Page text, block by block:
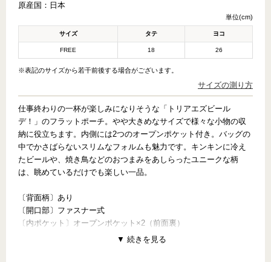
原産国： 日本
単位(cm)
サイズ タテ ヨコ
FREE 18 26
※表記のサイズから若干前後する場合がございます。
サイズの測り方
仕事終わりの一杯が楽しみになりそうな「トリアエズビール
デ！」のフラットポーチ。やや大きめなサイズで様々な小物の収
納に役立ちます。内側には2つのオープンポケット付き。バッグの
中でかさばらないスリムなフォルムも魅力です。キンキンに冷え
たビールや、焼き鳥などのおつまみをあしらったユニークな柄
は、眺めているだけでも楽しい一品。
〔背面柄〕あり
〔開口部〕ファスナー式
〔内ポケット〕オープンポケット×2（前面裏）